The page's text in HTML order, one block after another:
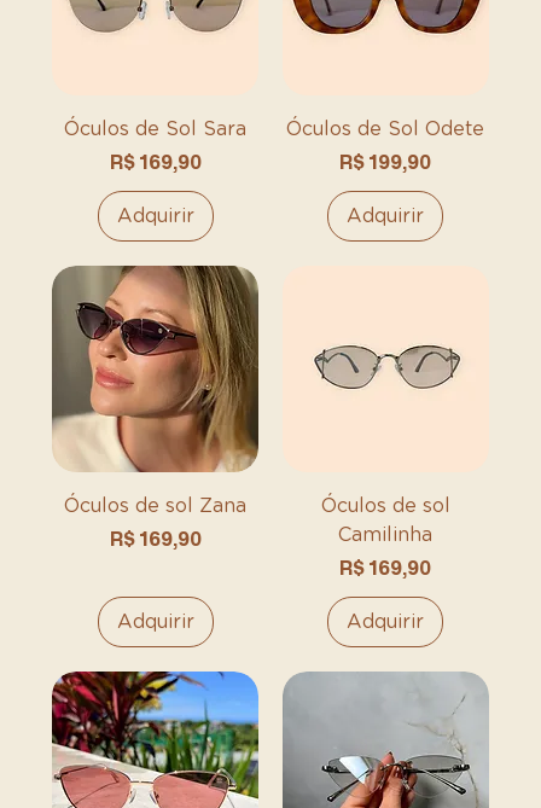
Óculos de Sol Sara
Preço
R$ 169,90
Adquirir
Óculos de Sol Odete
Preço
R$ 199,90
Adquirir
Óculos de sol Zana
Preço
R$ 169,90
Adquirir
Óculos de sol
Camilinha
Preço
R$ 169,90
Adquirir